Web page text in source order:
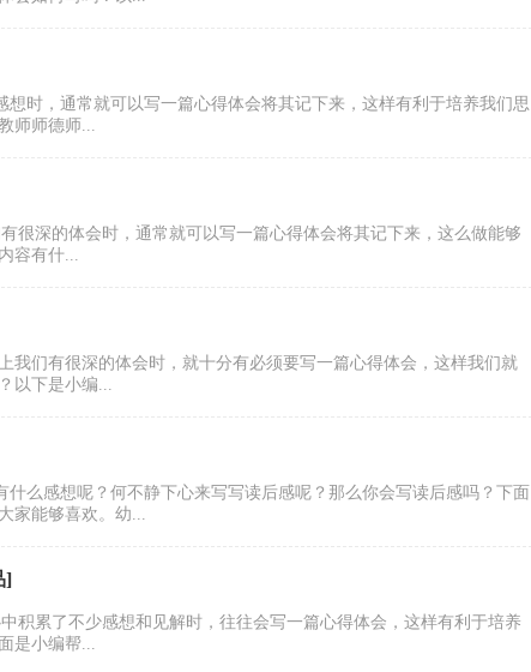
时，通常就可以写一篇心得体会将其记下来，这样有利于培养我们思
师师德师...
很深的体会时，通常就可以写一篇心得体会将其记下来，这么做能够
容有什...
我们有很深的体会时，就十分有必须要写一篇心得体会，这样我们就
以下是小编...
么感想呢？何不静下心来写写读后感呢？那么你会写读后感吗？下面
家能够喜欢。幼...
]
积累了不少感想和见解时，往往会写一篇心得体会，这样有利于培养
是小编帮...